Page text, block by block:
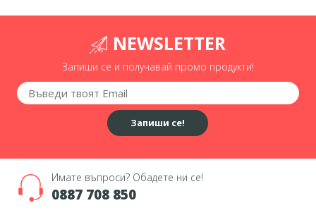
NEWSLETTER
Запиши се и получавай промо продукти!
Запиши се!
Имате въпроси? Обадете ни се!
0887 708 850